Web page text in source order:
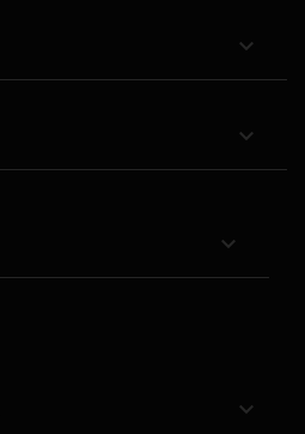



